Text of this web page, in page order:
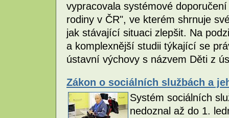
vypracovala systémové
rodiny v ČR", ve kterém shrnuje
jak stávající situaci zlepšit. Na
a komplexnější studii týkající se
ústavní výchovy s názvem Děti z
Zákon o sociálních službách a
Systém sociálních
nedoznal až do 1.